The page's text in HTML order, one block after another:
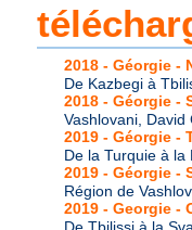
2018 - Géorgie -
De Kazbegi à
2018 - Géorgie -
Vashlovani,
2019 - Géorgie -
De la Turquie à la
2019 - Géorgie -
Région de
2019 - Georgie -